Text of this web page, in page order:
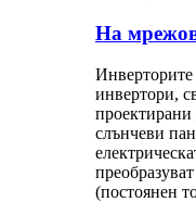
На
инвертори,
проектирани
слънчеви
(постоянен